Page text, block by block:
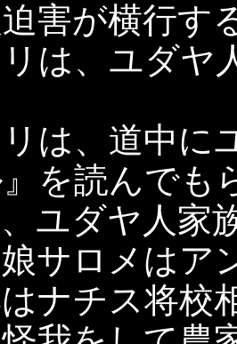
害が横行す
は、ユダヤ
は、道中に
を読んでも
ユダヤ人家
サロメはア
ナチス将校